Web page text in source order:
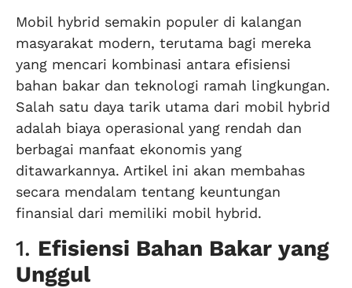
Mobil hybrid semakin populer di kalangan
masyarakat modern, terutama bagi mereka
yang mencari kombinasi antara efisiensi
bahan bakar dan teknologi ramah lingkungan.
Salah satu daya tarik utama dari mobil hybrid
adalah biaya operasional yang rendah dan
berbagai manfaat ekonomis yang
ditawarkannya. Artikel ini akan membahas
secara mendalam tentang keuntungan
finansial dari memiliki mobil hybrid.
1. Efisiensi Bahan Bakar yang
Unggul